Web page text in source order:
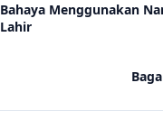
Bahaya Menggunakan
Lahir